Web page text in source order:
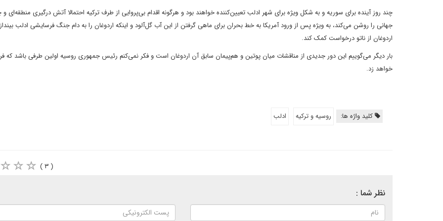
چند روز آینده برای سوریه و به شکل ویژه برای شهر ادلب تعیین‌کننده خواهند بود و هرگونه اقدام بی‌پروایی از طرف ترکیه احتمالا آتش درگیری منطقه‌ای
جهانی را روشن می‌کند، به ویژه پس از ورود آمریکا به خط بحران برای ماهی گرفتن از این آب گل‌آلود و اینکه اردوغان را به دام جنگ فرسایشی ادلب
اردوغان از ناتو درخواست کمک کند.
بار دیگر می‌گوییم این دور جدیدی از مناقشات میان پوتین و هم‌پیمان سابق آن اردوغان است و فکر نمی‌کنم رئیس جمهوری روسیه اولین طرفی باشد که
خواهد زد.
کلید واژه ها: روسیه و ترکیه ادلب
( ۳ )
نظر شما :